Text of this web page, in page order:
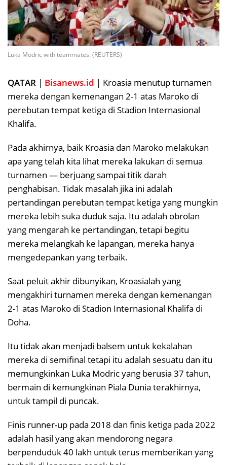
Luka Modric with teammates. (REUTERS)
QATAR | Bisanews.id | Kroasia menutup turnamen
mereka dengan kemenangan 2-1 atas Maroko di
perebutan tempat ketiga di Stadion Internasional
Khalifa.
Pada akhirnya, baik Kroasia dan Maroko melakukan
apa yang telah kita lihat mereka lakukan di semua
turnamen — berjuang sampai titik darah
penghabisan. Tidak masalah jika ini adalah
pertandingan perebutan tempat ketiga yang mungkin
mereka lebih suka duduk saja. Itu adalah obrolan
yang mengarah ke pertandingan, tetapi begitu
mereka melangkah ke lapangan, mereka hanya
mengedepankan yang terbaik.
Saat peluit akhir dibunyikan, Kroasialah yang
mengakhiri turnamen mereka dengan kemenangan
2-1 atas Maroko di Stadion Internasional Khalifa di
Doha.
Itu tidak akan menjadi balsem untuk kekalahan
mereka di semifinal tetapi itu adalah sesuatu dan itu
memungkinkan Luka Modric yang berusia 37 tahun,
bermain di kemungkinan Piala Dunia terakhirnya,
untuk tampil di puncak.
Finis runner-up pada 2018 dan finis ketiga pada 2022
adalah hasil yang akan mendorong negara
berpenduduk 40 lakh untuk terus memberikan yang